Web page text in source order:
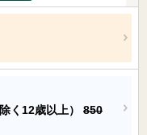
く12歳以上） 850